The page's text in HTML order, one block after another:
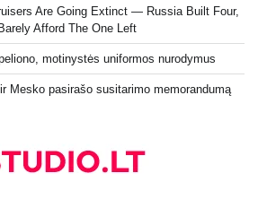
Are Going Extinct — Russia Built Four,
Afford The One Left
motinystės uniformos nurodymus
Mesko pasirašo susitarimo memorandumą